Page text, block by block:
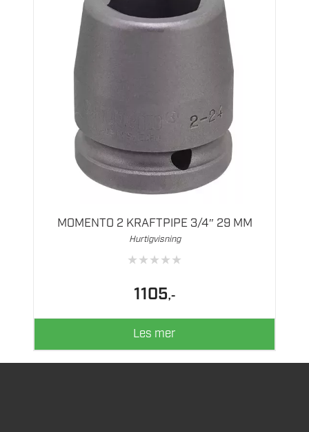
MOMENTO 2 KRAFTPIPE 3/4″ 29 MM
Hurtigvisning
★★★★★
1105,-
Les mer